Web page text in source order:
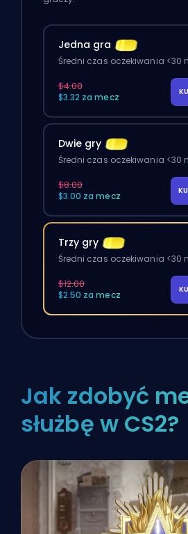
Jedna gra
Średni czas oczekiwania <30
$4.00
$3.32 za mecz
Dwie gry
Średni czas oczekiwania <30
$8.00
$3.00 za mecz
Trzy gry
Średni czas oczekiwania <30
$12.00
$2.50 za mecz
Jak zdobyć
służbę w CS2?